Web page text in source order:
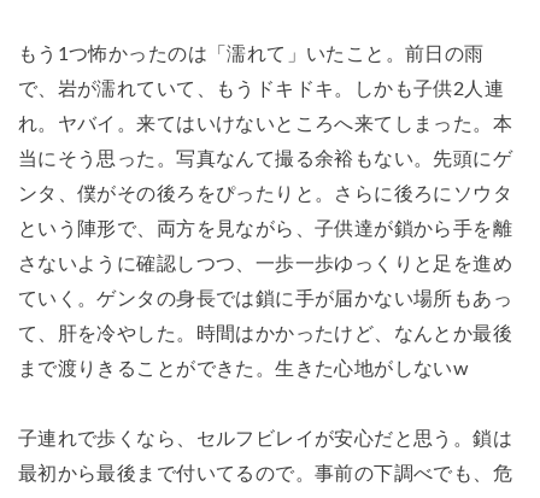
もう1つ怖かったのは「濡れて」いたこと。前日の雨
で、岩が濡れていて、もうドキドキ。しかも子供2人連
れ。ヤバイ。来てはいけないところへ来てしまった。本
当にそう思った。写真なんて撮る余裕もない。先頭にゲ
ンタ、僕がその後ろをぴったりと。さらに後ろにソウタ
という陣形で、両方を見ながら、子供達が鎖から手を離
さないように確認しつつ、一歩一歩ゆっくりと足を進め
ていく。ゲンタの身長では鎖に手が届かない場所もあっ
て、肝を冷やした。時間はかかったけど、なんとか最後
まで渡りきることができた。生きた心地がしないw
子連れで歩くなら、セルフビレイが安心だと思う。鎖は
最初から最後まで付いてるので。事前の下調べでも、危